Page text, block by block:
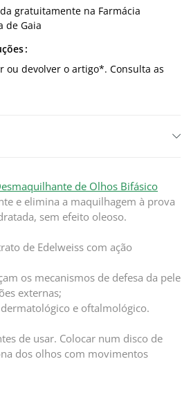
gratuitamente na Farmácia
de Gaia
ou devolver o artigo*. Consulta as
de Olhos Bifásico
e elimina a maquilhagem à prova
sem efeito oleoso.
de Edelweiss com ação
os mecanismos de defesa da pele
externas;
e oftalmológico.
de usar. Colocar num disco de
dos olhos com movimentos